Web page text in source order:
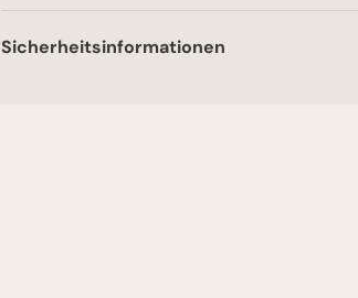
Sicherheitsinformationen